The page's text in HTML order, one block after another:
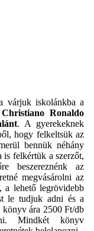
várjuk iskolánkba a
Christiano Ronaldo
. A gyerekeknek
hogy felkeltsük az
bennük néhány
is felkértük a szerzőt,
beszereznénk az
megvásárolni az
a lehető legrövidebb
le tudjuk adni és a
könyv ára 2500 Ft/db
Mindkét könyv